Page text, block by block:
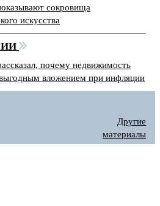
сокровища
искусства
почему недвижимость
выгодным вложением при инфляции
Другие
материалы